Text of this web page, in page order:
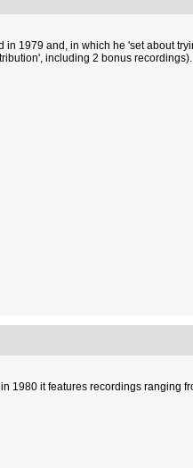
1979 and, in which he 'set about
including 2 bonus recordings).
1980 it features recordings ranging